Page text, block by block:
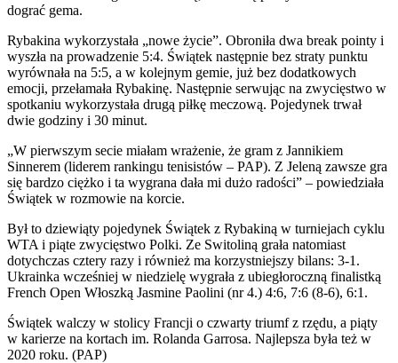
dograć gema.
Rybakina wykorzystała „nowe życie”. Obroniła dwa break pointy i
wyszła na prowadzenie 5:4. Świątek następnie bez straty punktu
wyrównała na 5:5, a w kolejnym gemie, już bez dodatkowych
emocji, przełamała Rybakinę. Następnie serwując na zwycięstwo w
spotkaniu wykorzystała drugą piłkę meczową. Pojedynek trwał
dwie godziny i 30 minut.
„W pierwszym secie miałam wrażenie, że gram z Jannikiem
Sinnerem (liderem rankingu tenisistów – PAP). Z Jeleną zawsze gra
się bardzo ciężko i ta wygrana dała mi dużo radości” – powiedziała
Świątek w rozmowie na korcie.
Był to dziewiąty pojedynek Świątek z Rybakiną w turniejach cyklu
WTA i piąte zwycięstwo Polki. Ze Switoliną grała natomiast
dotychczas cztery razy i również ma korzystniejszy bilans: 3-1.
Ukrainka wcześniej w niedzielę wygrała z ubiegłoroczną finalistką
French Open Włoszką Jasmine Paolini (nr 4.) 4:6, 7:6 (8-6), 6:1.
Świątek walczy w stolicy Francji o czwarty triumf z rzędu, a piąty
w karierze na kortach im. Rolanda Garrosa. Najlepsza była też w
2020 roku. (PAP)